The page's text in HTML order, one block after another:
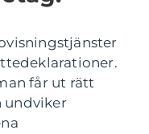
får ut rätt
undviker